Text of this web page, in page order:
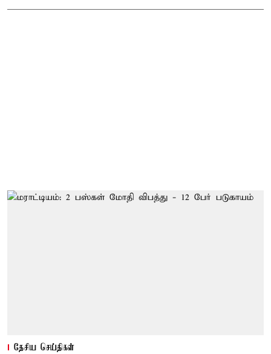
தேசிய செய்திகள்